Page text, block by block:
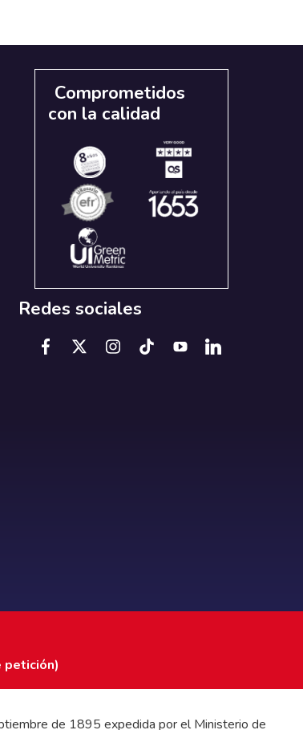
Comprometidos
con la calidad
Redes sociales
petición)
de 1895 expedida por el Ministerio de